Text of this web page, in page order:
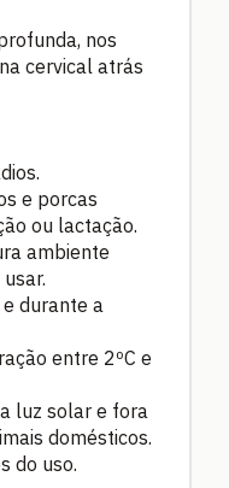
nos
cervical atrás
e porcas
ou lactação.
ambiente
durante a
entre 2ºC e
luz solar e fora
domésticos.
do uso.